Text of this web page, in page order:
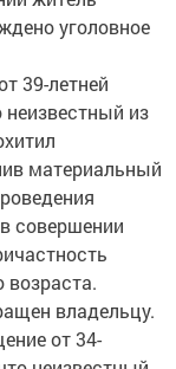
уголовное
39-летней
из
материальный
совершении
возраста.
владельцу.
от 34-